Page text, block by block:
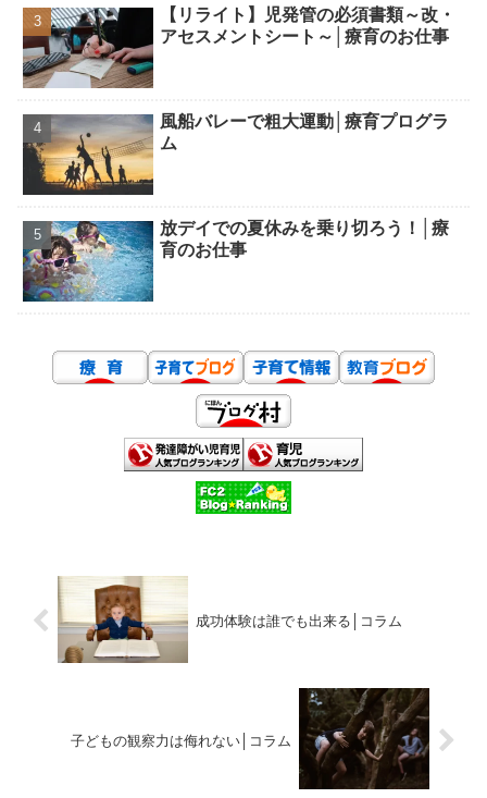
【リライト】児発管の必須書類～改・
アセスメントシート～│療育のお仕事
風船バレーで粗大運動│療育プログラ
ム
放デイでの夏休みを乗り切ろう！│療
育のお仕事
成功体験は誰でも出来る│コラム
子どもの観察力は侮れない│コラム